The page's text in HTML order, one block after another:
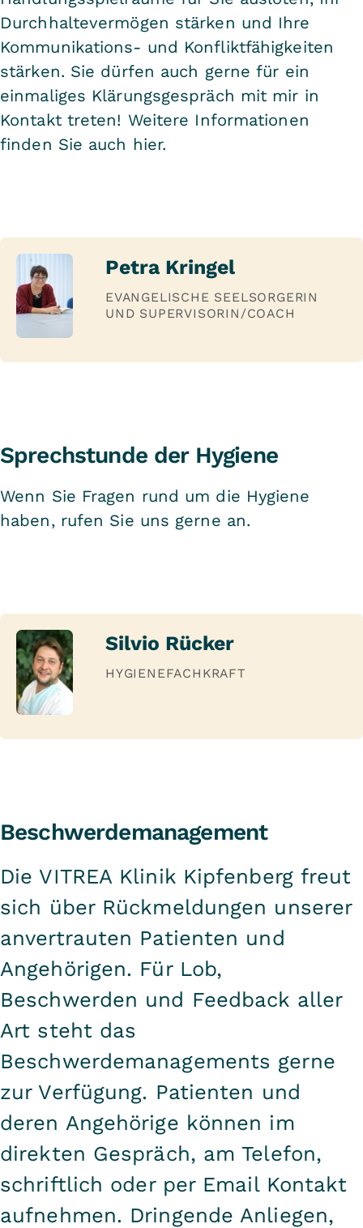
Durchhaltevermögen stärken und Ihre
Kommunikations- und Konfliktfähigkeiten
stärken. Sie dürfen auch gerne für ein
einmaliges Klärungsgespräch mit mir in
Kontakt treten! Weitere Informationen
finden Sie auch hier.
Petra Kringel
EVANGELISCHE SEELSORGERIN
UND SUPERVISORIN/COACH
Sprechstunde der Hygiene
Wenn Sie Fragen rund um die Hygiene
haben, rufen Sie uns gerne an.
Silvio Rücker
HYGIENEFACHKRAFT
Beschwerdemanagement
Die VITREA Klinik Kipfenberg freut
sich über Rückmeldungen unserer
anvertrauten Patienten und
Angehörigen. Für Lob,
Beschwerden und Feedback aller
Art steht das
Beschwerdemanagements gerne
zur Verfügung. Patienten und
deren Angehörige können im
direkten Gespräch, am Telefon,
schriftlich oder per Email Kontakt
aufnehmen. Dringende Anliegen,